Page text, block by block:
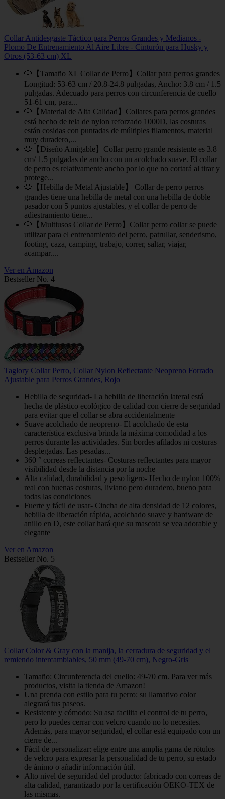
Collar Antidesgaste Táctico para Perros Grandes y Medianos -
Plomo De Entrenamiento Al Aire Libre - Cinturón para Husky y
Otros (53-63 cm) XL
🐶【Tamaño XL Collar de Perro】Collar para perros grandes
Longitud: 53-63 cm / 20.8-24.8 pulgadas, Ancho: 3.8 cm / 1.5
pulgadas. Adecuado para perros con circunferencia de cuello
51-61 cm, para...
🐶【Material de Alta Calidad】Collares para perros grandes
está hecho de tela de nylon reforzado 1000D, las costuras
están cosidas con puntadas de múltiples filamentos, material
muy duradero,...
🐶【Diseño Amigable】Collar perro grande resistente es 3.8
cm/ 1.5 pulgadas de ancho con un acolchado suave. El collar
de perro es relativamente ancho por lo que no cortará al tirar y
protege...
🐶【Hebilla de Metal Ajustable】 Collar de perro perros
grandes tiene una hebilla de metal con una hebilla de doble
pasador con 5 puntos ajustables, y el collar de perro de
adiestramiento tiene...
🐶【Multiusos Collar de Perro】Collar perro collar se puede
utilizar para el entrenamiento del perro, patrullar, senderismo,
footing, caza, camping, trabajo, correr, saltar, viajar,
acampar....
Ver en Amazon
Bestseller No. 4
Taglory Collar Perro, Collar Nylon Reflectante Neopreno Forrado
Ajustable para Perros Grandes, Rojo
Hebilla de seguridad- La hebilla de liberación lateral está
hecha de plástico ecológico de calidad con cierre de seguridad
para evitar que el collar se abra accidentalmente
Suave acolchado de neopreno- El acolchado de esta
característica exclusiva brinda la máxima comodidad a los
perros durante las actividades. Sin bordes afilados ni costuras
desplegadas. Las pesadas...
360 ° correas reflectantes- Costuras reflectantes para mayor
visibilidad desde la distancia por la noche
Alta calidad, durabilidad y peso ligero- Hecho de nylon 100%
real con buenas costuras, liviano pero duradero, bueno para
todas las condiciones
Fuerte y fácil de usar- Cincha de alta densidad de 12 colores,
hebilla de liberación rápida, acolchado suave y hardware de
anillo en D, este collar hará que su mascota se vea adorable y
elegante
Ver en Amazon
Bestseller No. 5
Collar Color & Gray con la manija, la cerradura de seguridad y el
remiendo intercambiables, 50 mm (49-70 cm), Negro-Gris
Tamaño: Circunferencia del cuello: 49-70 cm. Para ver más
productos, visita la tienda de Amazon!
Una prenda con estilo para tu perro: su llamativo color
alegrará tus paseos.
Resistente y cómodo: Su asa facilita el control de tu perro,
pero lo puedes cerrar con velcro cuando no lo necesites.
Además, para mayor seguridad, el collar está equipado con un
cierre de...
Fácil de personalizar: elige entre una amplia gama de rótulos
de velcro para expresar la personalidad de tu perro, su estado
de ánimo o añadir información útil.
Alto nivel de seguridad del producto: fabricado con correas de
alta calidad, garantizado por la certificación OEKO-TEX de
las mismas.